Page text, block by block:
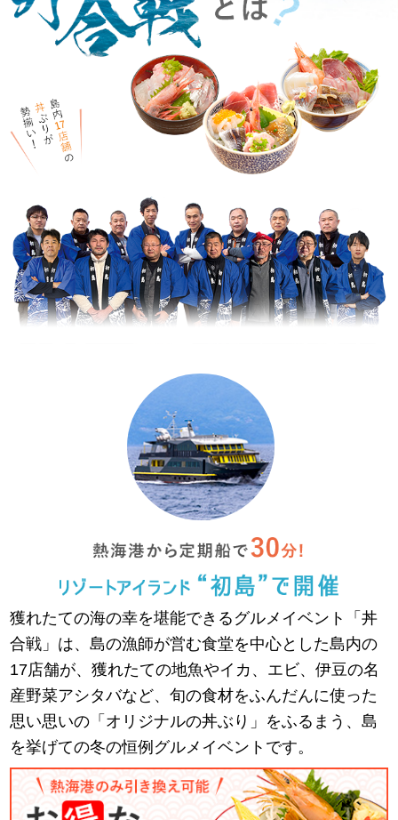
獲れたての海の幸を堪能できるグルメイベント「丼
合戦」は、島の漁師が営む食堂を中心とした島内の
17店舗が、獲れたての地魚やイカ、エビ、伊豆の名
産野菜アシタバなど、旬の食材をふんだんに使った
思い思いの「オリジナルの丼ぶり」をふるまう、島
を挙げての冬の恒例グルメイベントです。